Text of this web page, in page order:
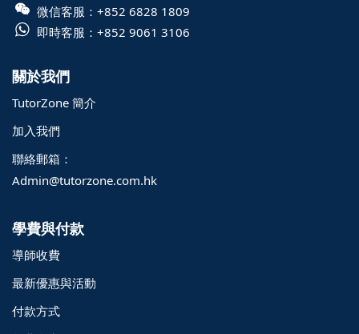
微信客服： +852 6828 1809
即時客服： +852 9061 3106
關於我們
TutorZone 簡介
加入我們
聯絡郵箱：
Admin@tutorzone.com.hk
學費與付款
導師收費
最新優惠與活動
付款方式